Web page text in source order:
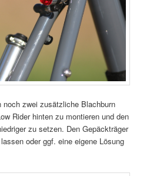
zwei zusätzliche Blachburn
Rider hinten zu montieren und den
zu setzen. Den Gepäckträger
oder ggf. eine eigene Lösung